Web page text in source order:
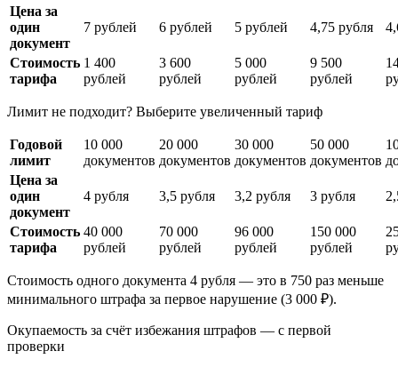
Цена за
один
документ
7 рублей 6 рублей 5 рублей 4,75 рубля
Стоимость
тарифа
1 400
рублей
3 600
рублей
5 000
рублей
9 500
рублей
Лимит не подходит? Выберите увеличенный тариф
Годовой
лимит
10 000
документов
20 000
документов
30 000
документов
50 000
документов
Цена за
один
документ
4 рубля 3,5 рубля 3,2 рубля 3 рубля
Стоимость
тарифа
40 000
рублей
70 000
рублей
96 000
рублей
150 000
рублей
Стоимость одного документа 4 рубля — это в 750 раз меньше
минимального штрафа за первое нарушение (3 000 ₽).
Окупаемость за счёт избежания штрафов — с первой
проверки